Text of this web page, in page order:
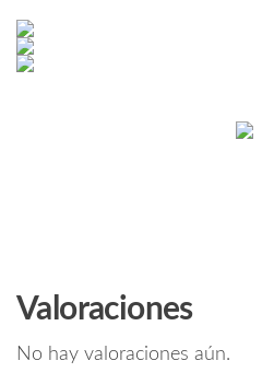
Valoraciones
No hay valoraciones aún.